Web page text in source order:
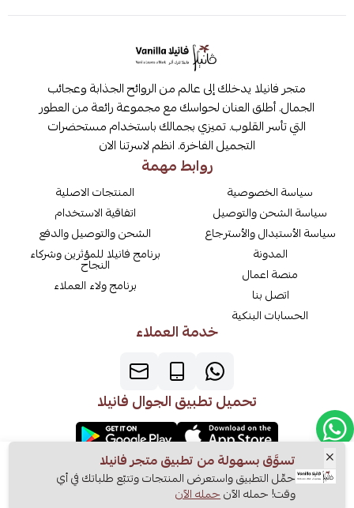
اشتري الآن
متجر فانيلا يدخلك إلى عالم من الروائح الجذابة وعجائب
الجمال. أطلق العنان لحواسك مع مجموعة رائعة من العطور
التي تأسر القلوب. تميزي بجمالك باستخدام مستحضرات
التجميل الفاخرة. انظم لاسرتنا الان
روابط مهمة
سياسة الخصوصية
سياسة الشحن والتوصيل
سياسة الأستبدال والأسترجاع
المدونة
منصة اعمال
اتصل بنا
الحسابات البنكية
المنتجات الاصلية
اتفاقية الاستخدام
الشحن والتوصيل والدفع
برنامج فانيلا للمؤثرين وشركاء
النجاح
برنامج ولاء العملاء
خدمة العملاء
تحميل تطبيق الجوال فانيلا
السجل التجاري
1010331297
الرقم الضريبي
311293279700003
تسوَّق بسهولة من تطبيق متجر فانيلا
حمِّل التطبيق واستعرض المنتجات وتتبّع طلباتك في أي
وقت! حمله الآنحمله الآن